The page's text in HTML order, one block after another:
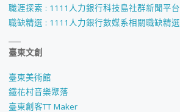
職涯探索 : 1111人力銀行科技島社群新聞平台
職缺精選 : 1111人力銀行數媒系相關職缺精選
臺東文創
臺東美術館
鐵花村音樂聚落
臺東創客TT Maker